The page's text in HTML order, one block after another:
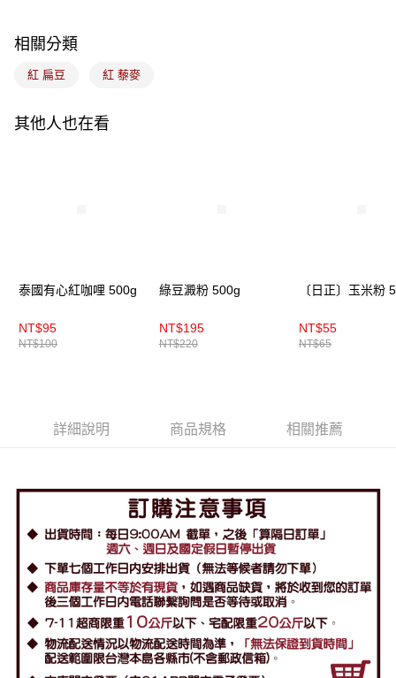
運送方式
7-11取貨(5kg以內，尺寸不超過90cm)
相關分類
紅 扁豆 紅 藜麥
其他人也在看
泰國有心紅咖哩 500g
NT$95
NT$100
綠豆澱粉 500g
NT$195
NT$220
〔日正〕玉米粉
NT$55
NT$65
詳細說明 商品規格 相關推薦